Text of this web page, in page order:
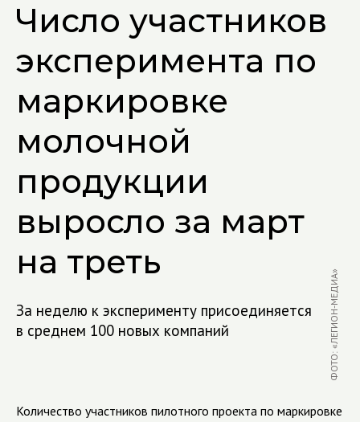
Число участников
эксперимента по
маркировке
молочной
продукции
выросло за март
на треть
За неделю к эксперименту присоединяется
в среднем 100 новых компаний
ФОТО: «ЛЕГИОН-МЕДИА»
Количество участников пилотного проекта по маркировке